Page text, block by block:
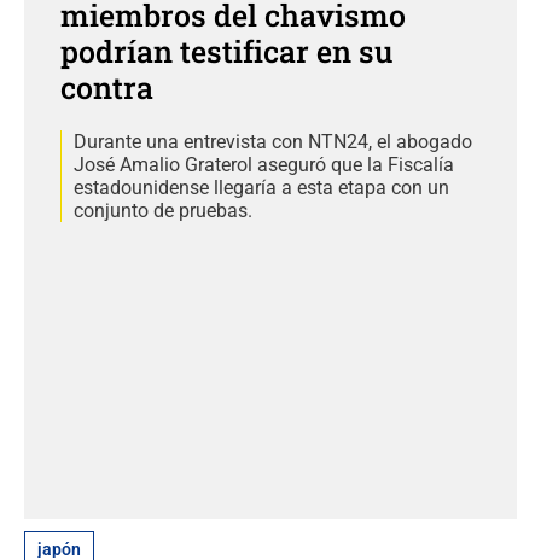
miembros del chavismo
podrían testificar en su
contra
Durante una entrevista con NTN24, el abogado
José Amalio Graterol aseguró que la Fiscalía
estadounidense llegaría a esta etapa con un
conjunto de pruebas.
japón